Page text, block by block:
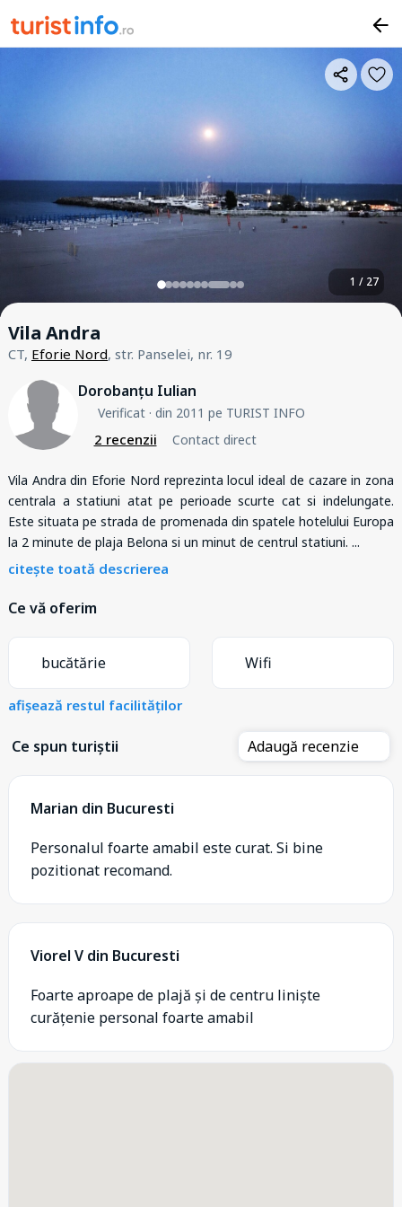
1 / 27
Vila Andra
CT, Eforie Nord, str. Panselei, nr. 19
Dorobanțu Iulian
Verificat· din 2011 pe TURIST INFO
2 recenzii Contact direct
Vila Andra din Eforie Nord reprezinta locul ideal de cazare in zona
centrala a statiuni atat pe perioade scurte cat si indelungate.
Este situata pe strada de promenada din spatele hotelului Europa
la 2 minute de plaja Belona si un minut de centrul statiuni. ...
citește toată descrierea
Ce vă oferim
bucătărie Wifi
afișează restul facilităților
Ce spun turiștii Adaugă recenzie
Marian din Bucuresti
Personalul foarte amabil este curat. Si bine
pozitionat recomand.
Viorel V din Bucuresti
Foarte aproape de plajă și de centru liniște
curățenie personal foarte amabil